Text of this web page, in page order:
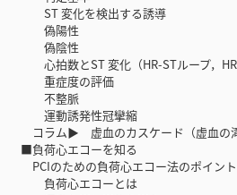
ST 変化を検出する誘導
偽陽性
偽陰性
心拍数とST 変化（HR-STループ，HR-
重症度の評価
不整脈
運動誘発性冠攣縮
コラム▶ 虚血のカスケード（虚血
■負荷心エコーを知る
PCIのための負荷心エコー法のポイ
負荷心エコーとは